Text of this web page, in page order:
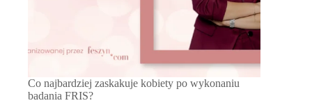
Co najbardziej zaskakuje kobiety po wykonaniu
badania FRIS?